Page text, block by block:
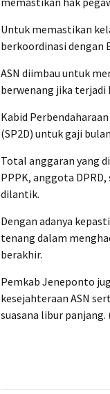
Untuk memastikan
berkoordinasi dengan
ASN diimbau untuk
berwenang jika terjadi
Kabid
(SP2D) untuk gaji
Total anggaran yang
PPPK, anggota
dilantik.
Dengan adanya
tenang dalam
berakhir.
Pemkab Jeneponto
kesejahteraan ASN
suasana libur panjang.